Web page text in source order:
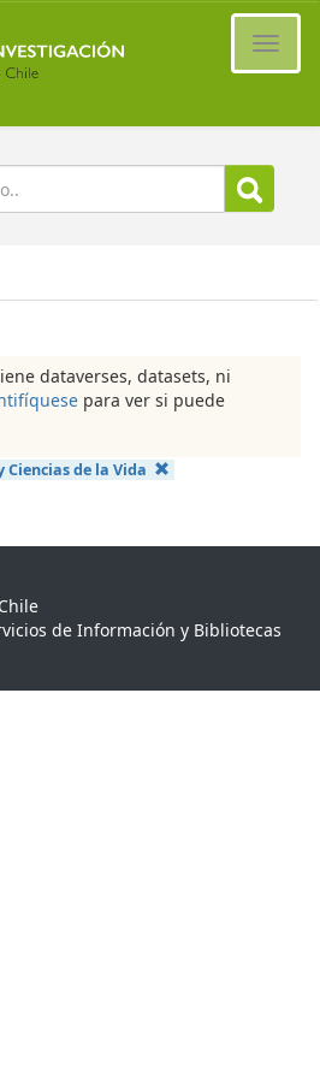
dataverses, datasets, ni
para ver si puede
Ciencias de la Vida
de Información y Bibliotecas